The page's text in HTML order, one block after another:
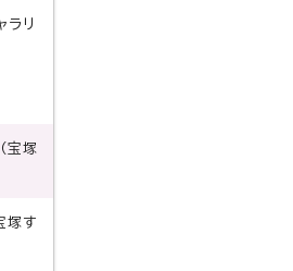
リ
宝塚
塚す